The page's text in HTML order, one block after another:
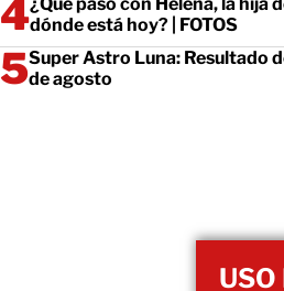
dónde está hoy? | FOTOS
Super Astro Luna: Resultado
de agosto
USO